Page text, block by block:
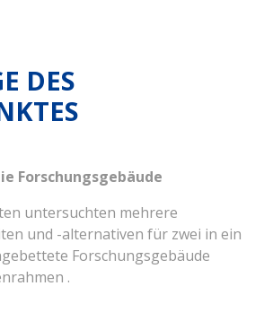
DES
Forschungsgebäude
untersuchten mehrere
und -alternativen für zwei in ein
Forschungsgebäude
.